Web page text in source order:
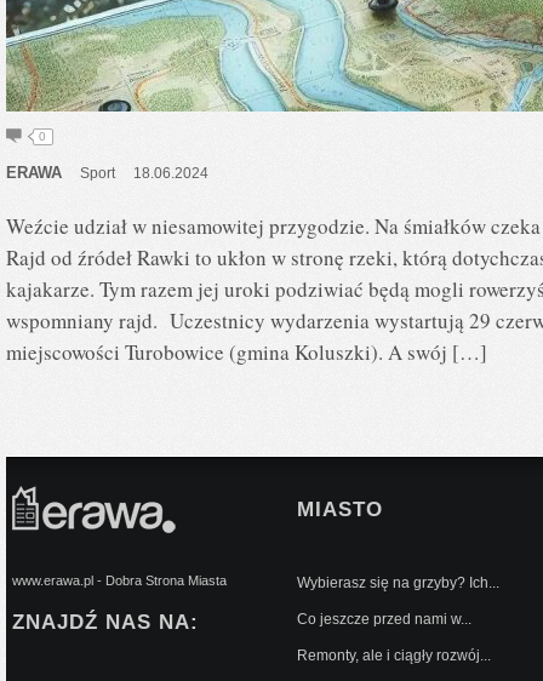
0
ERAWA Sport 18.06.2024
Weźcie udział w niesamowitej przygodzie. Na śmiałków
Rajd od źródeł Rawki to ukłon w stronę rzeki, którą
kajakarze. Tym razem jej uroki podziwiać będą mogli
wspomniany rajd. Uczestnicy wydarzenia wystartują 29
miejscowości Turobowice (gmina Koluszki). A swój […]
www.erawa.pl - Dobra Strona Miasta
ZNAJDŹ NAS NA:
MIASTO
Wybierasz się na grzyby? Ich...
Co jeszcze przed nami w...
Remonty, ale i ciągły rozwój...